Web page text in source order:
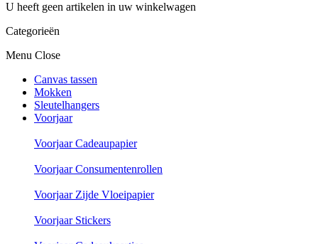
U heeft geen artikelen in uw winkelwagen
Categorieën
Menu Close
Canvas tassen
Mokken
Sleutelhangers
Voorjaar
Voorjaar Cadeaupapier
Voorjaar Consumentenrollen
Voorjaar Zijde Vloeipapier
Voorjaar Stickers